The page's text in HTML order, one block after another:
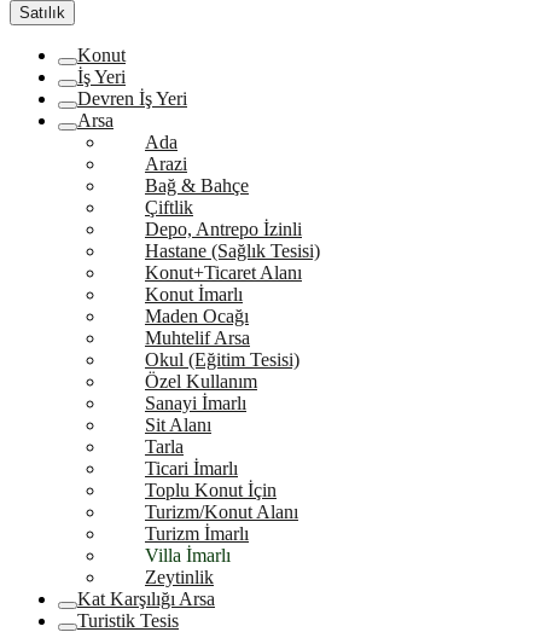
Satılık
Konut
İş Yeri
Devren İş Yeri
Arsa
Ada
Arazi
Bağ & Bahçe
Çiftlik
Depo, Antrepo İzinli
Hastane (Sağlık Tesisi)
Konut+Ticaret Alanı
Konut İmarlı
Maden Ocağı
Muhtelif Arsa
Okul (Eğitim Tesisi)
Özel Kullanım
Sanayi İmarlı
Sit Alanı
Tarla
Ticari İmarlı
Toplu Konut İçin
Turizm/Konut Alanı
Turizm İmarlı
Villa İmarlı
Zeytinlik
Kat Karşılığı Arsa
Turistik Tesis